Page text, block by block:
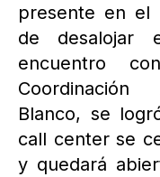
presente en el
de desalojar
encuentro
Coordinación
Blanco, se
call center se
y quedará